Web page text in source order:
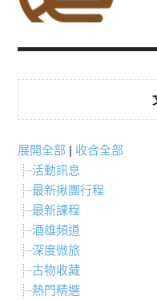
展開全部 | 收合全部
活動訊息
最新揪團行程
最新課程
酒雄頻道
深度微旅
古物收藏
熱門精選